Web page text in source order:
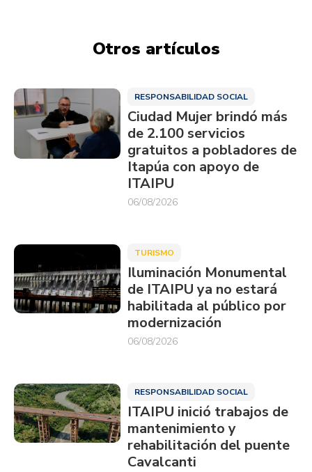
Otros artículos
RESPONSABILIDAD SOCIAL
Ciudad Mujer brindó más
de 2.100 servicios
gratuitos a pobladores de
Itapúa con apoyo de
ITAIPU
06/08/2026
TURISMO
Iluminación Monumental
de ITAIPU ya no estará
habilitada al público por
modernización
06/08/2026
RESPONSABILIDAD SOCIAL
ITAIPU inició trabajos de
mantenimiento y
rehabilitación del puente
Cavalcanti